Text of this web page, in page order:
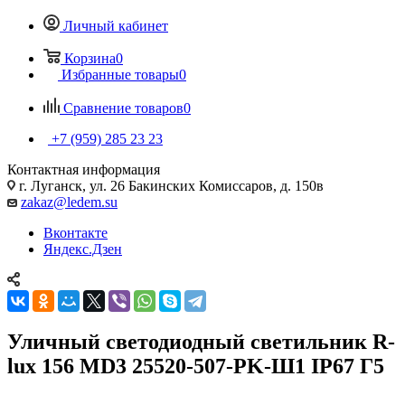
Личный кабинет
Корзина0
Избранные товары0
Сравнение товаров0
+7 (959) 285 23 23
Контактная информация
г. Луганск, ул. 26 Бакинских Комиссаров, д. 150в
zakaz@ledem.su
Вконтакте
Яндекс.Дзен
Уличный светодиодный светильник R-
lux 156 MD3 25520-507-PK-Ш1 IP67 Г5